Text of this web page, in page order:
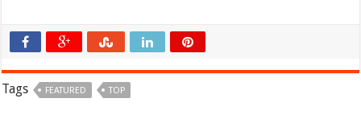
Tags FEATURED TOP